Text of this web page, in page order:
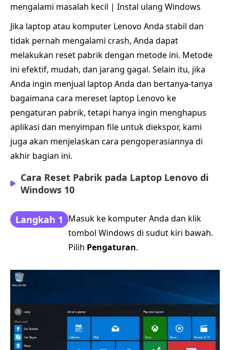
mengalami masalah kecil | Instal ulang Windows
Jika laptop atau komputer Lenovo Anda stabil dan
tidak pernah mengalami crash, Anda dapat
melakukan reset pabrik dengan metode ini. Metode
ini efektif, mudah, dan jarang gagal. Selain itu, jika
Anda ingin menjual laptop Anda dan bertanya-tanya
bagaimana cara mereset laptop Lenovo ke
pengaturan pabrik, tetapi hanya ingin menghapus
aplikasi dan menyimpan file untuk diekspor, kami
juga akan menjelaskan cara pengoperasiannya di
akhir bagian ini.
Cara Reset Pabrik pada Laptop Lenovo di
Windows 10
Langkah 1 Masuk ke komputer Anda dan klik
tombol Windows di sudut kiri bawah.
Pilih Pengaturan.